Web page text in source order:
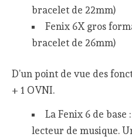
bracelet de 22mm)
Fenix 6X gros
bracelet de 26mm)
D’un point de vue des
+ 1 OVNI.
La Fenix 6 de base
lecteur de musique.